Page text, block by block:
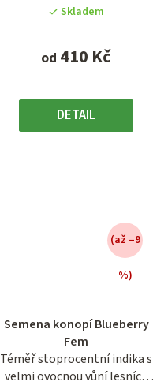
banky...
Skladem
od 410 Kč
DETAIL
hvězdiček.
Semena konopí Blueberry
Fem
Téměř stoprocentní indika s
velmi ovocnou vůní lesních
(až –9
%)
produktu
je
3,9
z